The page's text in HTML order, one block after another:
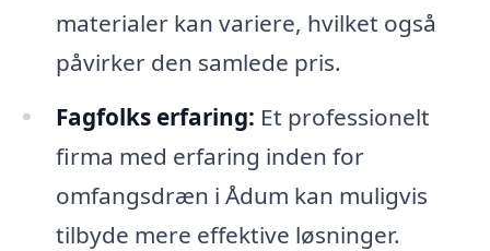
materialer kan variere, hvilket også
påvirker den samlede pris.
Fagfolks erfaring: Et professionelt
firma med erfaring inden for
omfangsdræn i Ådum kan muligvis
tilbyde mere effektive løsninger.